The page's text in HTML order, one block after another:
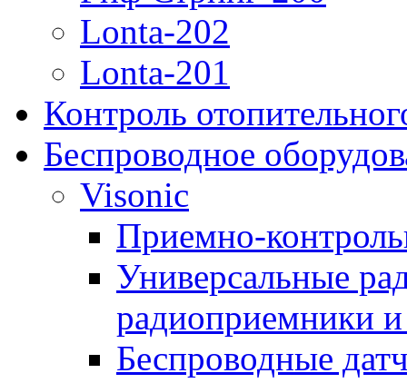
Lonta-202
Lonta-201
Контроль
Беспроводное
Visonic
Приемно-
Универсальные
радиоприемники
Беспроводные